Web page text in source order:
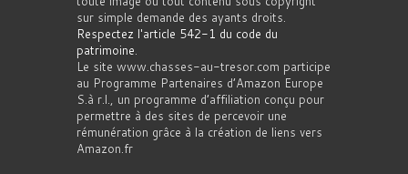
sur simple demande des ayants droits.
Respectez l'article 542-1 du code du
patrimoine.
Le site www.chasses-au-tresor.com participe
au Programme Partenaires d’Amazon Europe
S.à r.l., un programme d’affiliation conçu pour
permettre à des sites de percevoir une
rémunération grâce à la création de liens vers
Amazon.fr